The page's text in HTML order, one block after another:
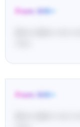
From: SHE••
From: SHE••